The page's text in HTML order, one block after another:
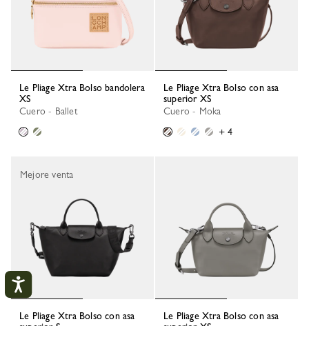
Le Pliage Xtra Bolso bandolera
XS
Cuero - Ballet
Le Pliage Xtra Bolso con asa
superior XS
Cuero - Moka
+ 4
Le Pliage Xtra Bolso con asa
superior S
Mejore venta
Le Pliage Xtra Bolso con asa
superior XS